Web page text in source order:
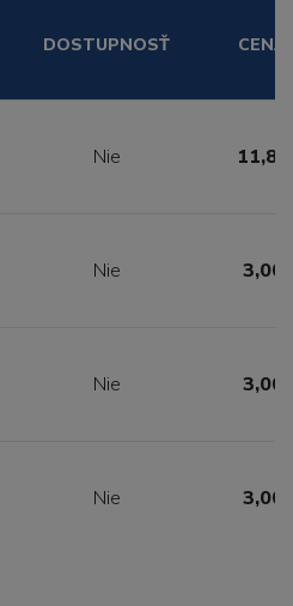
DOSTUPNOSŤ CENA
Nie
Nie 3,00
Nie 3,00
Nie 3,00